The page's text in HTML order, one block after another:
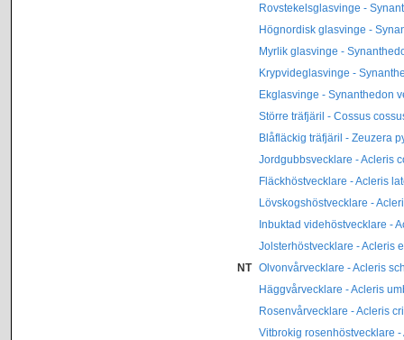
Rovstekelsglasvinge -
Högnordisk glasvinge -
Myrlik glasvinge -
Krypvideglasvinge -
Ekglasvinge - Synanthedon
Större träfjäril - Cossus
Blåfläckig träfjäril - Zeuzera
Jordgubbsvecklare - Acleris
Fläckhöstvecklare - Acleris
Lövskogshöstvecklare -
Inbuktad videhöstvecklare -
Jolsterhöstvecklare - Acleris
NT
Olvonvårvecklare - Acleris
Häggvårvecklare - Acleris
Rosenvårvecklare - Acleris
Vitbrokig rosenhöstvecklare